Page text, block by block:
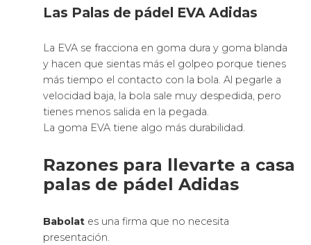
Las Palas de pádel EVA Adidas
La EVA se fracciona en goma dura y goma blanda
y hacen que sientas más el golpeo porque tienes
más tiempo el contacto con la bola. Al pegarle a
velocidad baja, la bola sale muy despedida, pero
tienes menos salida en la pegada.
La goma EVA tiene algo más durabilidad.
Razones para llevarte a casa
palas de pádel Adidas
Babolat es una firma que no necesita
presentación.